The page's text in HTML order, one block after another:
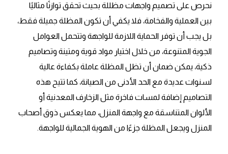
نحرص على تصميم واجهات مظللة بحيث تحقق توازنًا مثاليًا
بين العملية والفخامة، فلا يكفي أن تكون المظلة جميلة فقط،
بل يجب أن توفر الحماية اللازمة للواجهة وتتحمل العوامل
الجوية المتنوعة، من خلال اختيار مواد قوية ومتينة وتصاميم
ذكية، يمكن ضمان أن تظل المظلة عاملة بكفاءة عالية
لسنوات عديدة مع الحد الأدنى من الصيانة، كما تتيح هذه
التصاميم إضافة لمسات فاخرة مثل الزخارف المعدنية أو
الألوان المتناسقة مع واجهة المنزل، مما يعكس ذوق أصحاب
المنزل ويجعل المظلة جزءًا من الهوية الجمالية للواجهة.